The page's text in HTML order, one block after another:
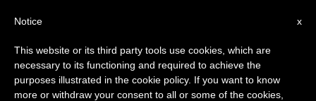
×
Aviso importante
Del 27 de julio al 7 de agosto haremos la pausa
anual, aprovechando que en el periodo de verano
x
Notice
This website or its third party tools use cookies, which are
necessary to its functioning and required to achieve the
purposes illustrated in the cookie policy. If you want to know
more or withdraw your consent to all or some of the cookies,